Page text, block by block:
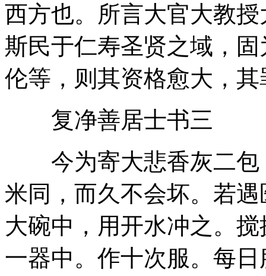
西方也。所言大官大教
斯民于仁寿圣贤之域，
伦等，则其资格愈大，
复净善居士书三
今为寄大悲香灰二包
米同，而久不会坏。若
大碗中，用开水冲之。
一器中。作十次服。每